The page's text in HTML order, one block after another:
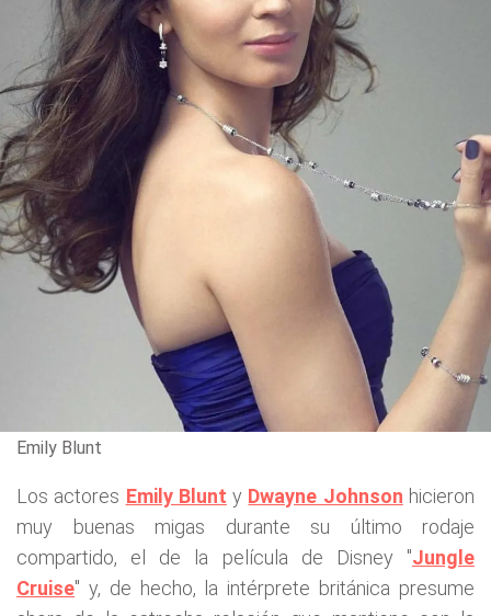
Emily Blunt
Los actores Emily Blunt y Dwayne Johnson hicieron
muy buenas migas durante su último rodaje
compartido, el de la película de Disney "Jungle
Cruise" y, de hecho, la intérprete británica presume